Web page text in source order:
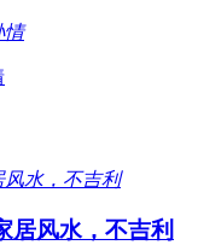
居风水，不吉利